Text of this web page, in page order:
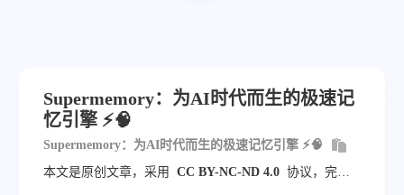
Supermemory：为AI时代而生的极速记
忆引擎 ⚡🧠
Supermemory：为AI时代而生的极速记忆引擎 ⚡🧠
本文是原创文章，采用
CC BY-NC-ND 4.0 协议，完整